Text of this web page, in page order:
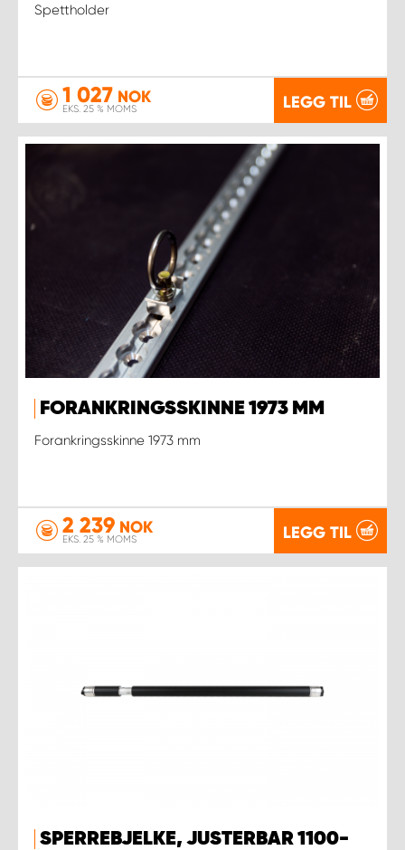
Spettholder
1 027 NOK
EKS. 25 % MOMS LEGG TIL
FORANKRINGSSKINNE 1973 MM
Forankringsskinne 1973 mm
2 239 NOK
EKS. 25 % MOMS LEGG TIL
SPERREBJELKE, JUSTERBAR 1100-